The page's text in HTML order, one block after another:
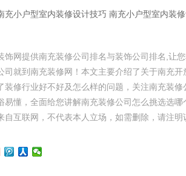
充小户型室内装修设计技巧 南充小户型室内装
饰网提供南充装修公司排名与装饰公司排名,让
司就到南充装修网！本文主要介绍了关于南充
装修行业好不好及怎么样的问题，关注南充装
易懂，全面给您讲解南充装修公司怎么挑选选
自互联网，不代表本人立场，如需删除，请注